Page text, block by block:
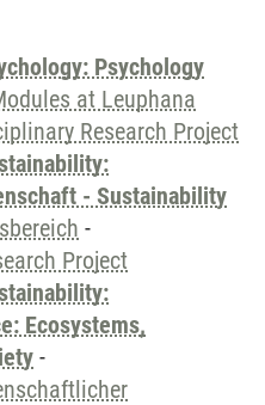
Psychology
at Leuphana
Research Project
- Sustainability
-
Project
Ecosystems,
-